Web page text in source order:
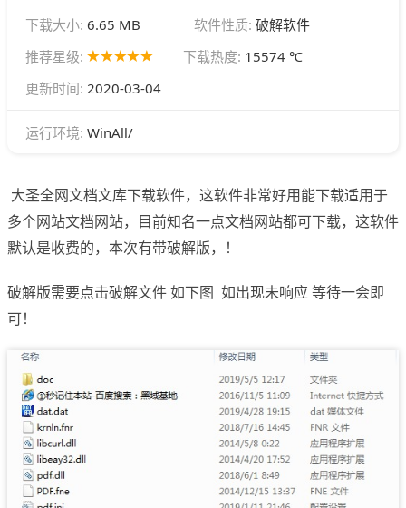
下载大小: 6.65 MB 软件性质: 破解软件
推荐星级:
下载热度: 15574 ℃
更新时间: 2020-03-04
运行环境: WinAll/
大圣全网文档文库下载软件，这软件非常好用能下载适用于
多个网站文档网站，目前知名一点文档网站都可下载，这软件
默认是收费的，本次有带破解版，！
破解版需要点击破解文件 如下图 如出现未响应 等待一会即
可！